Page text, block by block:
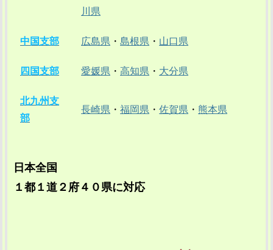
川県
中国支部 広島県 ・ 島根県 ・ 山口県
四国支部 愛媛県 ・ 高知県 ・ 大分県
北九州支
部
長崎県 ・ 福岡県 ・ 佐賀県 ・ 熊本県
日本全国
１都１道２府４０県に対応